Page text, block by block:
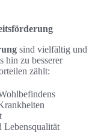
sind vielfältig und
hin zu besserer
zählt:
Lebensqualität